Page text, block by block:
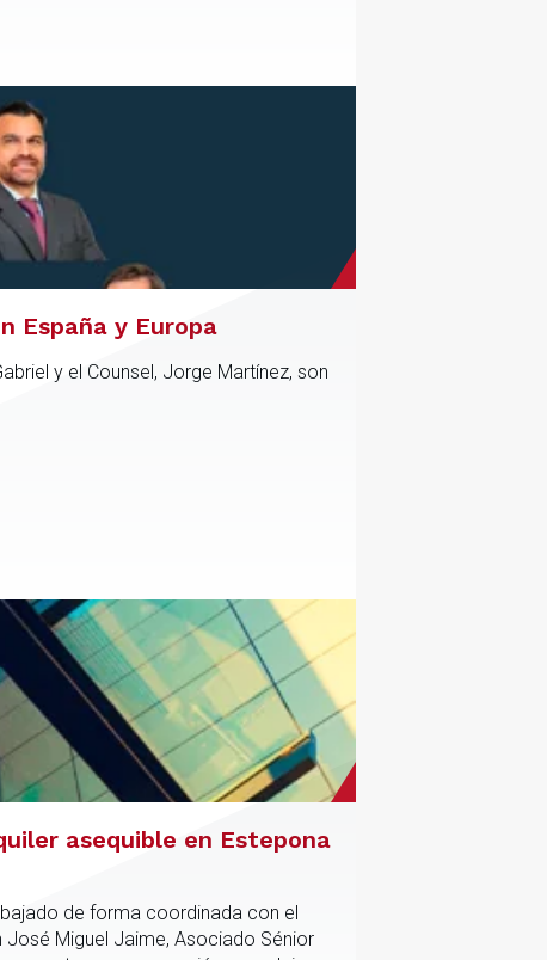
España y Europa
y el Counsel, Jorge Martínez, son
asequible en Estepona
de forma coordinada con el
José Miguel Jaime, Asociado Sénior